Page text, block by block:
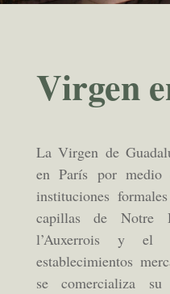
Virgen
La Virgen de
en París por medio
instituciones
capillas de Notre
l’Auxerrois y el
establecimientos
se comercializa